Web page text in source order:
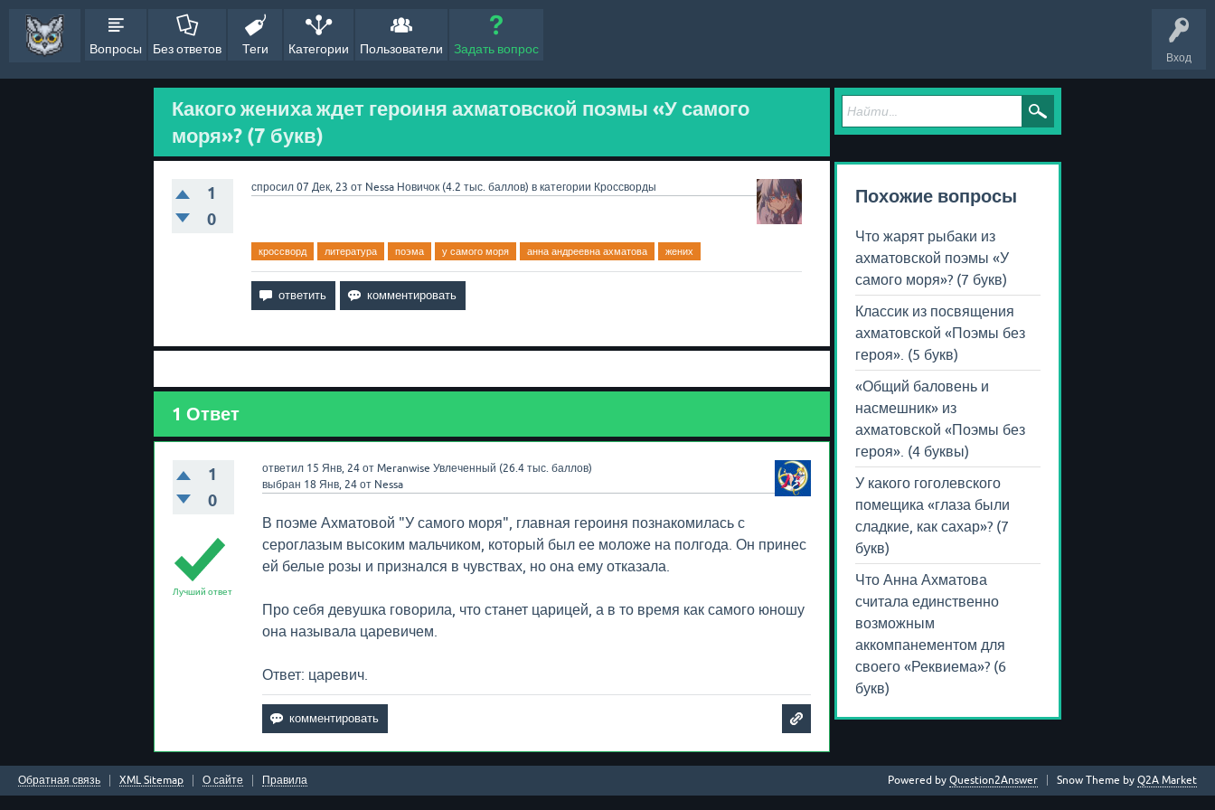
Вход
Вопросы Без ответов Теги Категории Пользователи Задать вопрос
Какого жениха ждет героиня ахматовской поэмы «У самого
моря»? (7 букв)
1
0
спросил 07 Дек, 23 от Nessa Новичок (4.2 тыс. баллов) в категории Кроссворды
кроссворд литература поэма у самого моря анна андреевна ахматова жених
1 Ответ
1
0
ответил 15 Янв, 24 от Meranwise Увлеченный (26.4 тыс.баллов)
выбран 18 Янв, 24 от Nessa
Лучший ответ
В поэме Ахматовой "У самого моря", главная героиня познакомилась с
сероглазым высоким мальчиком, который был ее моложе на полгода. Он принес
ей белые розы и признался в чувствах, но она ему отказала.
Про себя девушка говорила, что станет царицей, а в то время как самого юношу
она называла царевичем.
Ответ: царевич.
Похожие вопросы
Что жарят рыбаки из
ахматовской поэмы «У
самого моря»? (7 букв)
Классик из посвящения
ахматовской «Поэмы без
героя». (5 букв)
«Общий баловень и
насмешник» из
ахматовской «Поэмы без
героя». (4 буквы)
У какого гоголевского
помещика «глаза были
сладкие, как сахар»? (7
букв)
Что Анна Ахматова
считала единственно
возможным
аккомпанементом для
своего «Реквиема»? (6
букв)
Обратная связь XML Sitemap О сайте Правила Snow Theme by Q2A Market
Powered by Question2Answer